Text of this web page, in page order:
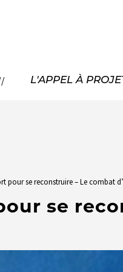
L'APPEL À
pour se reconstruire – Le combat
se